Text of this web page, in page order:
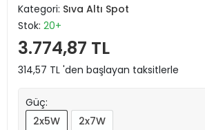
Kategori: Sıva Altı Spot
Stok: 20+
3.774,87 TL
314,57 TL 'den başlayan taksitlerle
Güç:
2x5W
2x7W